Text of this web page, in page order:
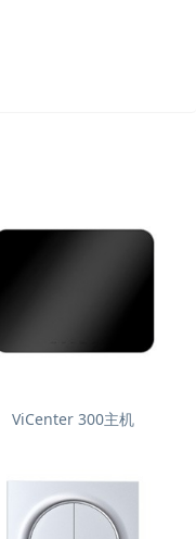
ViCenter 300主机